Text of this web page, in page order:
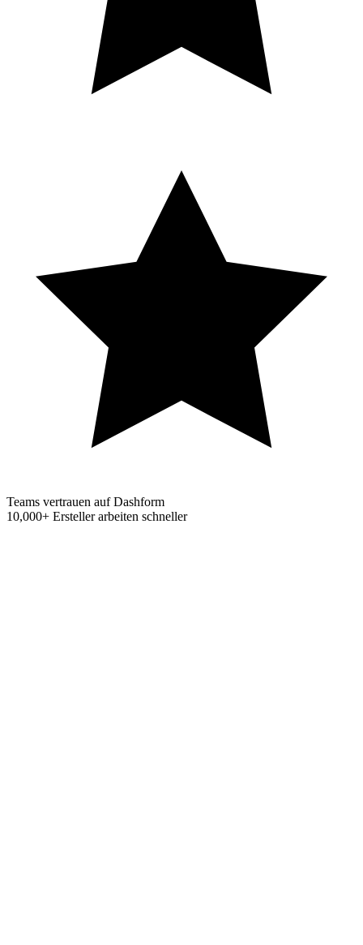
Teams vertrauen auf Dashform
10,000+ Ersteller arbeiten schneller